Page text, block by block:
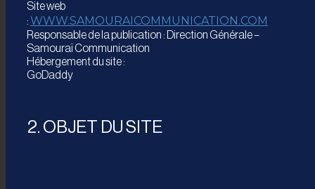
Site web
:WWW.SAMOURAICOMMUNICATION.COM
Responsable de la publication : Direction Générale –
Samouraï Communication
Hébergement du site :
GoDaddy
2. OBJET DU SITE